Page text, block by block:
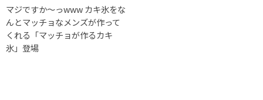
マジですか〜っwww カキ氷をな
んとマッチョなメンズが作って
くれる「マッチョが作るカキ
氷」登場